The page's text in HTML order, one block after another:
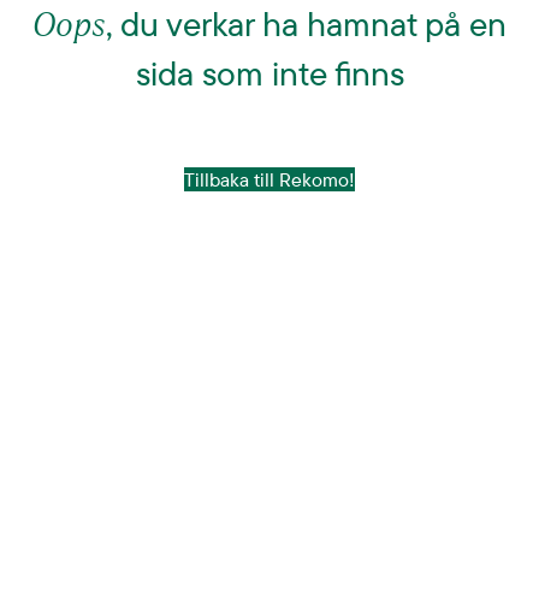
Oops, du verkar ha hamnat på en
sida som inte finns
Tillbaka till Rekomo!